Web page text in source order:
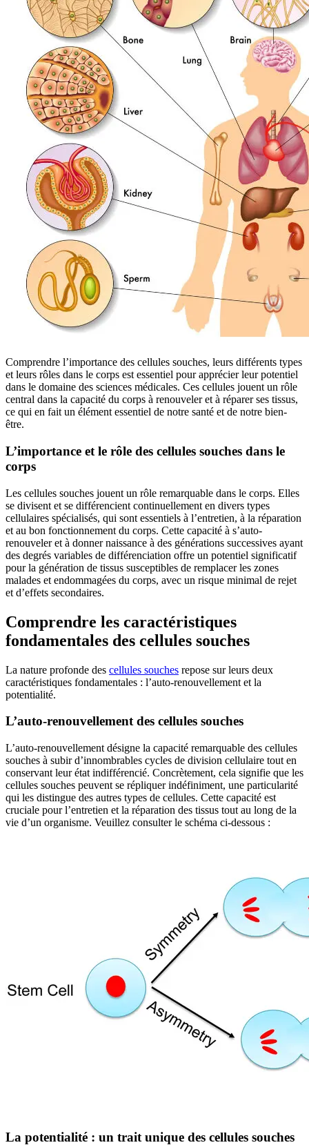
Comprendre l’importance des cellules souches, leurs différents types
et leurs rôles dans le corps est essentiel pour apprécier leur potentiel
dans le domaine des sciences médicales. Ces cellules jouent un rôle
central dans la capacité du corps à renouveler et à réparer ses tissus,
ce qui en fait un élément essentiel de notre santé et de notre bien-
être.
L’importance et le rôle des cellules souches dans le
corps
Les cellules souches jouent un rôle remarquable dans le corps. Elles
se divisent et se différencient continuellement en divers types
cellulaires spécialisés, qui sont essentiels à l’entretien, à la réparation
et au bon fonctionnement du corps. Cette capacité à s’auto-
renouveler et à donner naissance à des générations successives ayant
des degrés variables de différenciation offre un potentiel significatif
pour la génération de tissus susceptibles de remplacer les zones
malades et endommagées du corps, avec un risque minimal de rejet
et d’effets secondaires.
Comprendre les caractéristiques
fondamentales des cellules souches
La nature profonde des cellules souches repose sur leurs deux
caractéristiques fondamentales : l’auto-renouvellement et la
potentialité.
L’auto-renouvellement des cellules souches
L’auto-renouvellement désigne la capacité remarquable des cellules
souches à subir d’innombrables cycles de division cellulaire tout en
conservant leur état indifférencié. Concrètement, cela signifie que les
cellules souches peuvent se répliquer indéfiniment, une particularité
qui les distingue des autres types de cellules. Cette capacité est
cruciale pour l’entretien et la réparation des tissus tout au long de la
vie d’un organisme. Veuillez consulter le schéma ci-dessous :
La potentialité : un trait unique des cellules souches